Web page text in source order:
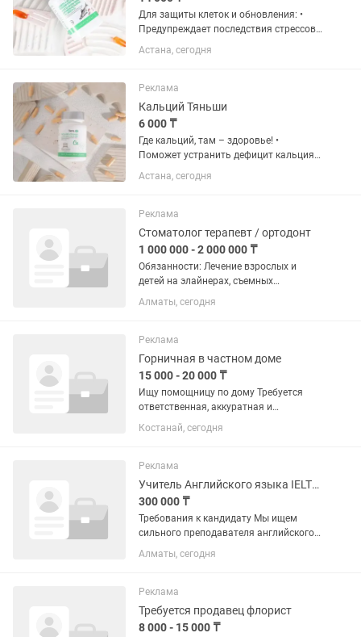
Для защиты клеток и обновления: •
Предупреждает последствия стрессов •
Улучшает память и стимулирует
интеллектуальное развитие • Помогает
переутомлением • Активизирует...
Астана, сегодня
Реклама
Кальций Тяньши
6 000 ₸
Где кальций, там – здоровье! •
Поможет устранить дефицит кальция и
витамина D3 • Предупредить развитие
остеопороза • Участвует в
Способствует регуляции...
Астана, сегодня
Реклама
Стоматолог терапевт / ортодонт
1 000 000 - 2 000 000 ₸
Обязанности: Лечение взрослых и
детей на элайнерах, съемных
аппаратах, брекет-системах, также с
использованием ортодонтических
подготовка к протезированию;
Лечение...
Алматы, сегодня
Реклама
Горничная в частном доме
15 000 - 20 000 ₸
Ищу помощницу по дому Требуется
ответственная, аккуратная и
чистоплотная помощница по дому
ОПЫТ РАБОТЫ И РЕКОМЕНДАЦИИ ОТ
ОБЯЗАТЕЛЬНЫ. Условия: работа 2–3
раза в неделю; ...
Костанай, сегодня
Реклама
Учитель Английского языка IELTS / SAT
300 000 ₸
Требования к кандидату Мы ищем
сильного преподавателя английского
языка, который умеет работать как с
общим английским, так и с
Обязательные требования: Высшее...
Алматы, сегодня
Реклама
Требуется продавец флорист
8 000 - 15 000 ₸